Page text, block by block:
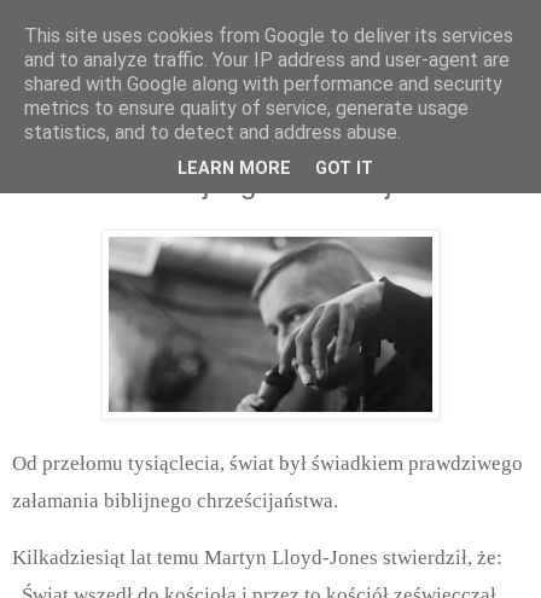
czwartek, marca 28, 2019
Załamanie biblijnego chrześcijaństwa
Od przełomu tysiąclecia, świat był świadkiem prawdziwego
załamania biblijnego chrześcijaństwa.
Kilkadziesiąt lat temu Martyn Lloyd-Jones stwierdził, że:
This site uses cookies from Google to deliver its services
and to analyze traffic. Your IP address and user-agent are
shared with Google along with performance and security
metrics to ensure quality of service, generate usage
statistics, and to detect and address abuse.
LEARN MORE GOT IT